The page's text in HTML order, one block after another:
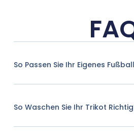
So Passen Sie Ihr Eigenes
So Waschen Sie Ihr Trikot